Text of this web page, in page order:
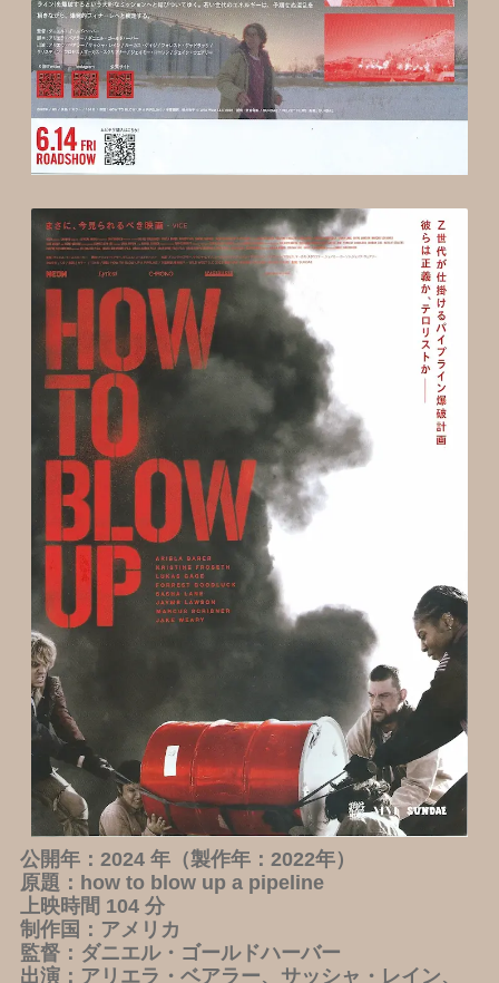
公開年：2024 年（製作年：2022年）
原題：how to blow up a pipeline
上映時間 104 分
制作国：アメリカ
監督：ダニエル・ゴールドハーバー
出演：アリエラ・ベアラー、サッシャ・レイン、